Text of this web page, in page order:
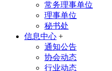
常务理事单位
理事单位
秘书处
信息中心 +
通知公告
协会动态
行业动态